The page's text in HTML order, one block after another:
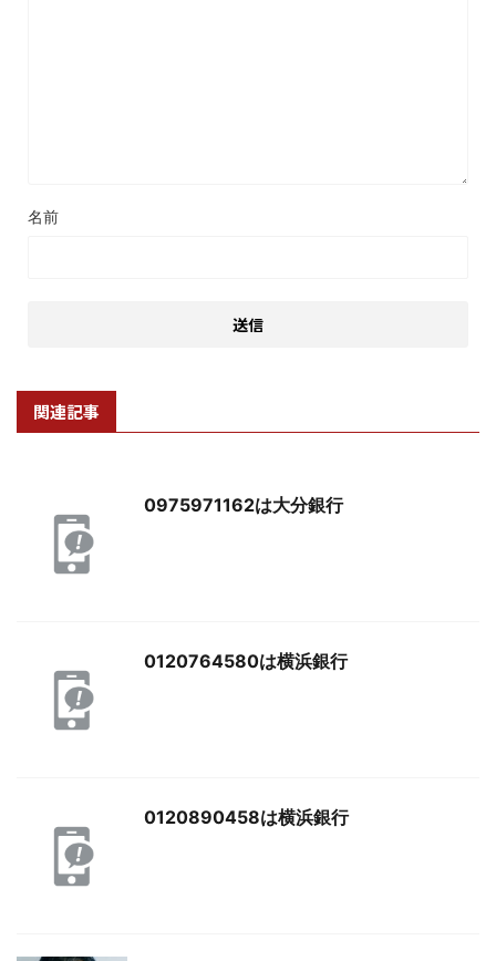
名前
関連記事
0975971162は大分銀行
0120764580は横浜銀行
0120890458は横浜銀行